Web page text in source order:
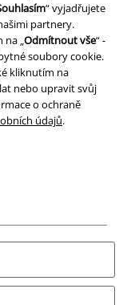
“ vyjadřujete
partnery.
na „Odmítnout vše“ -
soubory cookie.
kliknutím na
nebo upravit svůj
o ochraně
údajů.